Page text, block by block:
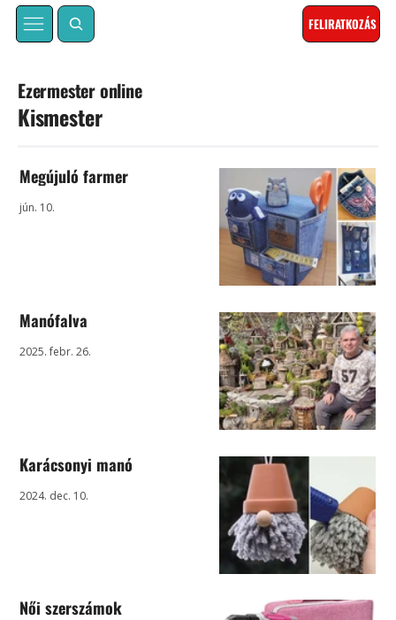
FELIRATKOZÁS
Kismester
Ezermester online
Megújuló farmer
jún. 10.
Manófalva
2025. febr. 26.
Karácsonyi manó
2024. dec. 10.
Női szerszámok